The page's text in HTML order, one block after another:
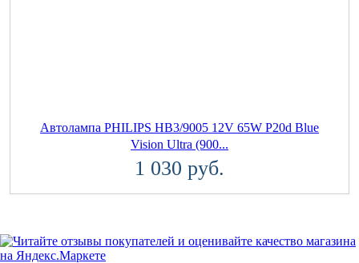
Автолампа PHILIPS HB3/9005 12V 65W P20d Blue
Vision Ultra (900...
1 030 руб.